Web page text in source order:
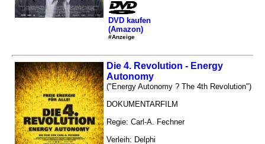
DVD kaufen
(Amazon)
#Anzeige
Die 4. Revolution - Energy
Autonomy
("Energy Autonomy ? The 4th Revolution")
DOKUMENTARFILM
Regie: Carl-A. Fechner
Verleih: Delphi